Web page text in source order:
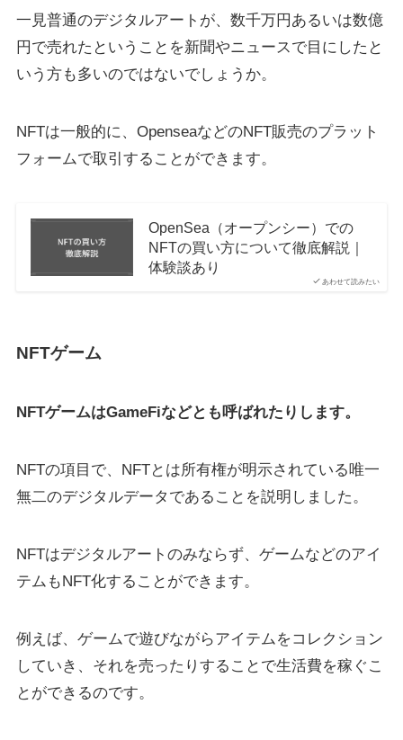
一見普通のデジタルアートが、数千万円あるいは数億
円で売れたということを新聞やニュースで目にしたと
いう方も多いのではないでしょうか。
NFTは一般的に、OpenseaなどのNFT販売のプラット
フォームで取引することができます。
あわせて読みたい
OpenSea（オープンシー）での
NFTの買い方について徹底解説｜
体験談あり
NFTゲーム
NFTゲームはGameFiなどとも呼ばれたりします。
NFTの項目で、NFTとは所有権が明示されている唯一
無二のデジタルデータであることを説明しました。
NFTはデジタルアートのみならず、ゲームなどのアイ
テムもNFT化することができます。
例えば、ゲームで遊びながらアイテムをコレクション
していき、それを売ったりすることで生活費を稼ぐこ
とができるのです。